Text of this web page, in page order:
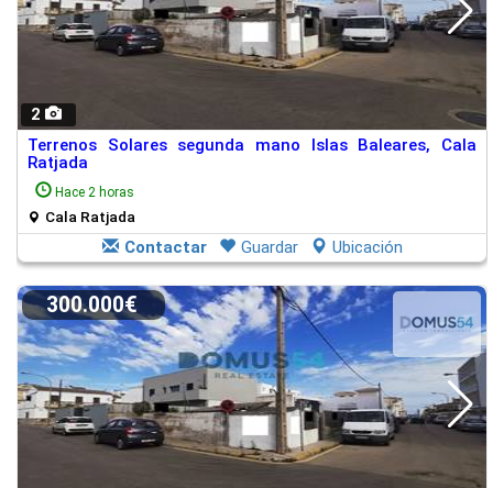
2
Terrenos Solares segunda mano Islas Baleares, Cala
Ratjada
Hace 2 horas
Cala Ratjada
Contactar Guardar Ubicación
300.000€